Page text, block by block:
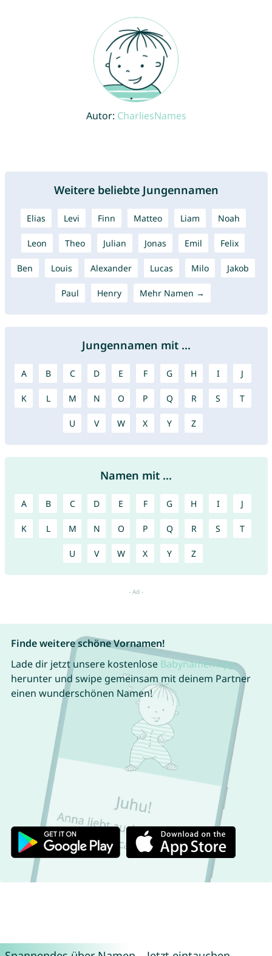
Autor: CharliesNames
Weitere beliebte Jungennamen
Elias Levi Finn Matteo Liam Noah
Leon Theo Julian Jonas Emil Felix
Ben Louis Alexander Lucas Milo Jakob
Paul Henry Mehr Namen →
Jungennamen mit ...
A B C D E F G H I J
K L M N O P Q R S T
U V W X Y Z
Namen mit ...
A B C D E F G H I J
K L M N O P Q R S T
U V W X Y Z
Finde weitere schöne Vornamen!
Lade dir jetzt unsere kostenlose Babynamen App
herunter und swipe gemeinsam mit deinem Partner
einen wunderschönen Namen!